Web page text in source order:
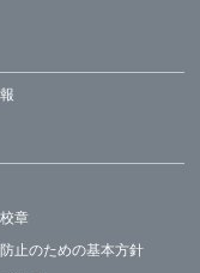
章
止のための基本方針